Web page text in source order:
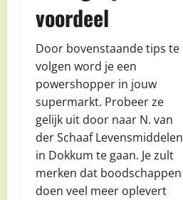
voordeel
Door bovenstaande tips te
volgen word je een
powershopper in jouw
supermarkt. Probeer ze
gelijk uit door naar N. van
der Schaaf Levensmiddelen
in Dokkum te gaan. Je zult
merken dat boodschappen
doen veel meer oplevert